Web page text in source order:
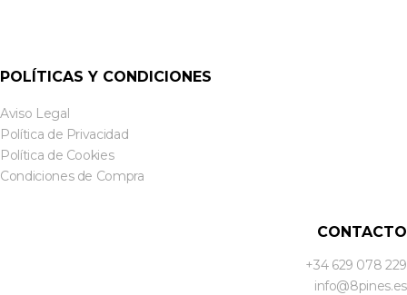
POLÍTICAS Y CONDICIONES
Aviso Legal
Política de Privacidad
Política de Cookies
Condiciones de Compra
CONTACTO
+34 629 078 229
info@8pines.es